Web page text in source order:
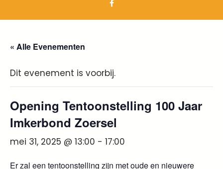
« Alle Evenementen
Dit evenement is voorbij.
Opening Tentoonstelling 100 Jaar
Imkerbond Zoersel
mei 31, 2025 @ 13:00 - 17:00
Er zal een tentoonstelling zijn met oude en nieuwere